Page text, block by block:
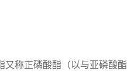
又称正磷酸酯（以与亚磷酸